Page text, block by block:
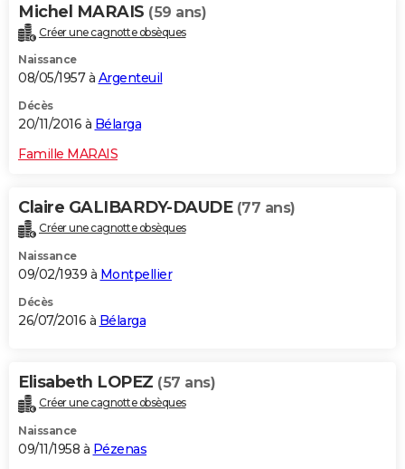
Michel MARAIS (59 ans)
Créer une cagnotte obsèques
Naissance
08/05/1957 à Argenteuil
Décès
20/11/2016 à Bélarga
Famille MARAIS
Claire GALIBARDY-DAUDE (77 ans)
Créer une cagnotte obsèques
Naissance
09/02/1939 à Montpellier
Décès
26/07/2016 à Bélarga
Elisabeth LOPEZ (57 ans)
Créer une cagnotte obsèques
Naissance
09/11/1958 à Pézenas